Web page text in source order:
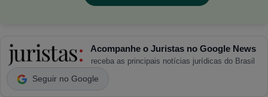
Acompanhe o Juristas no Google News
receba as principais notícias jurídicas do Brasil
Seguir no Google